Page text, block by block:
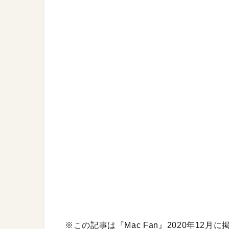
※この記事は『Mac Fan』2020年12月に